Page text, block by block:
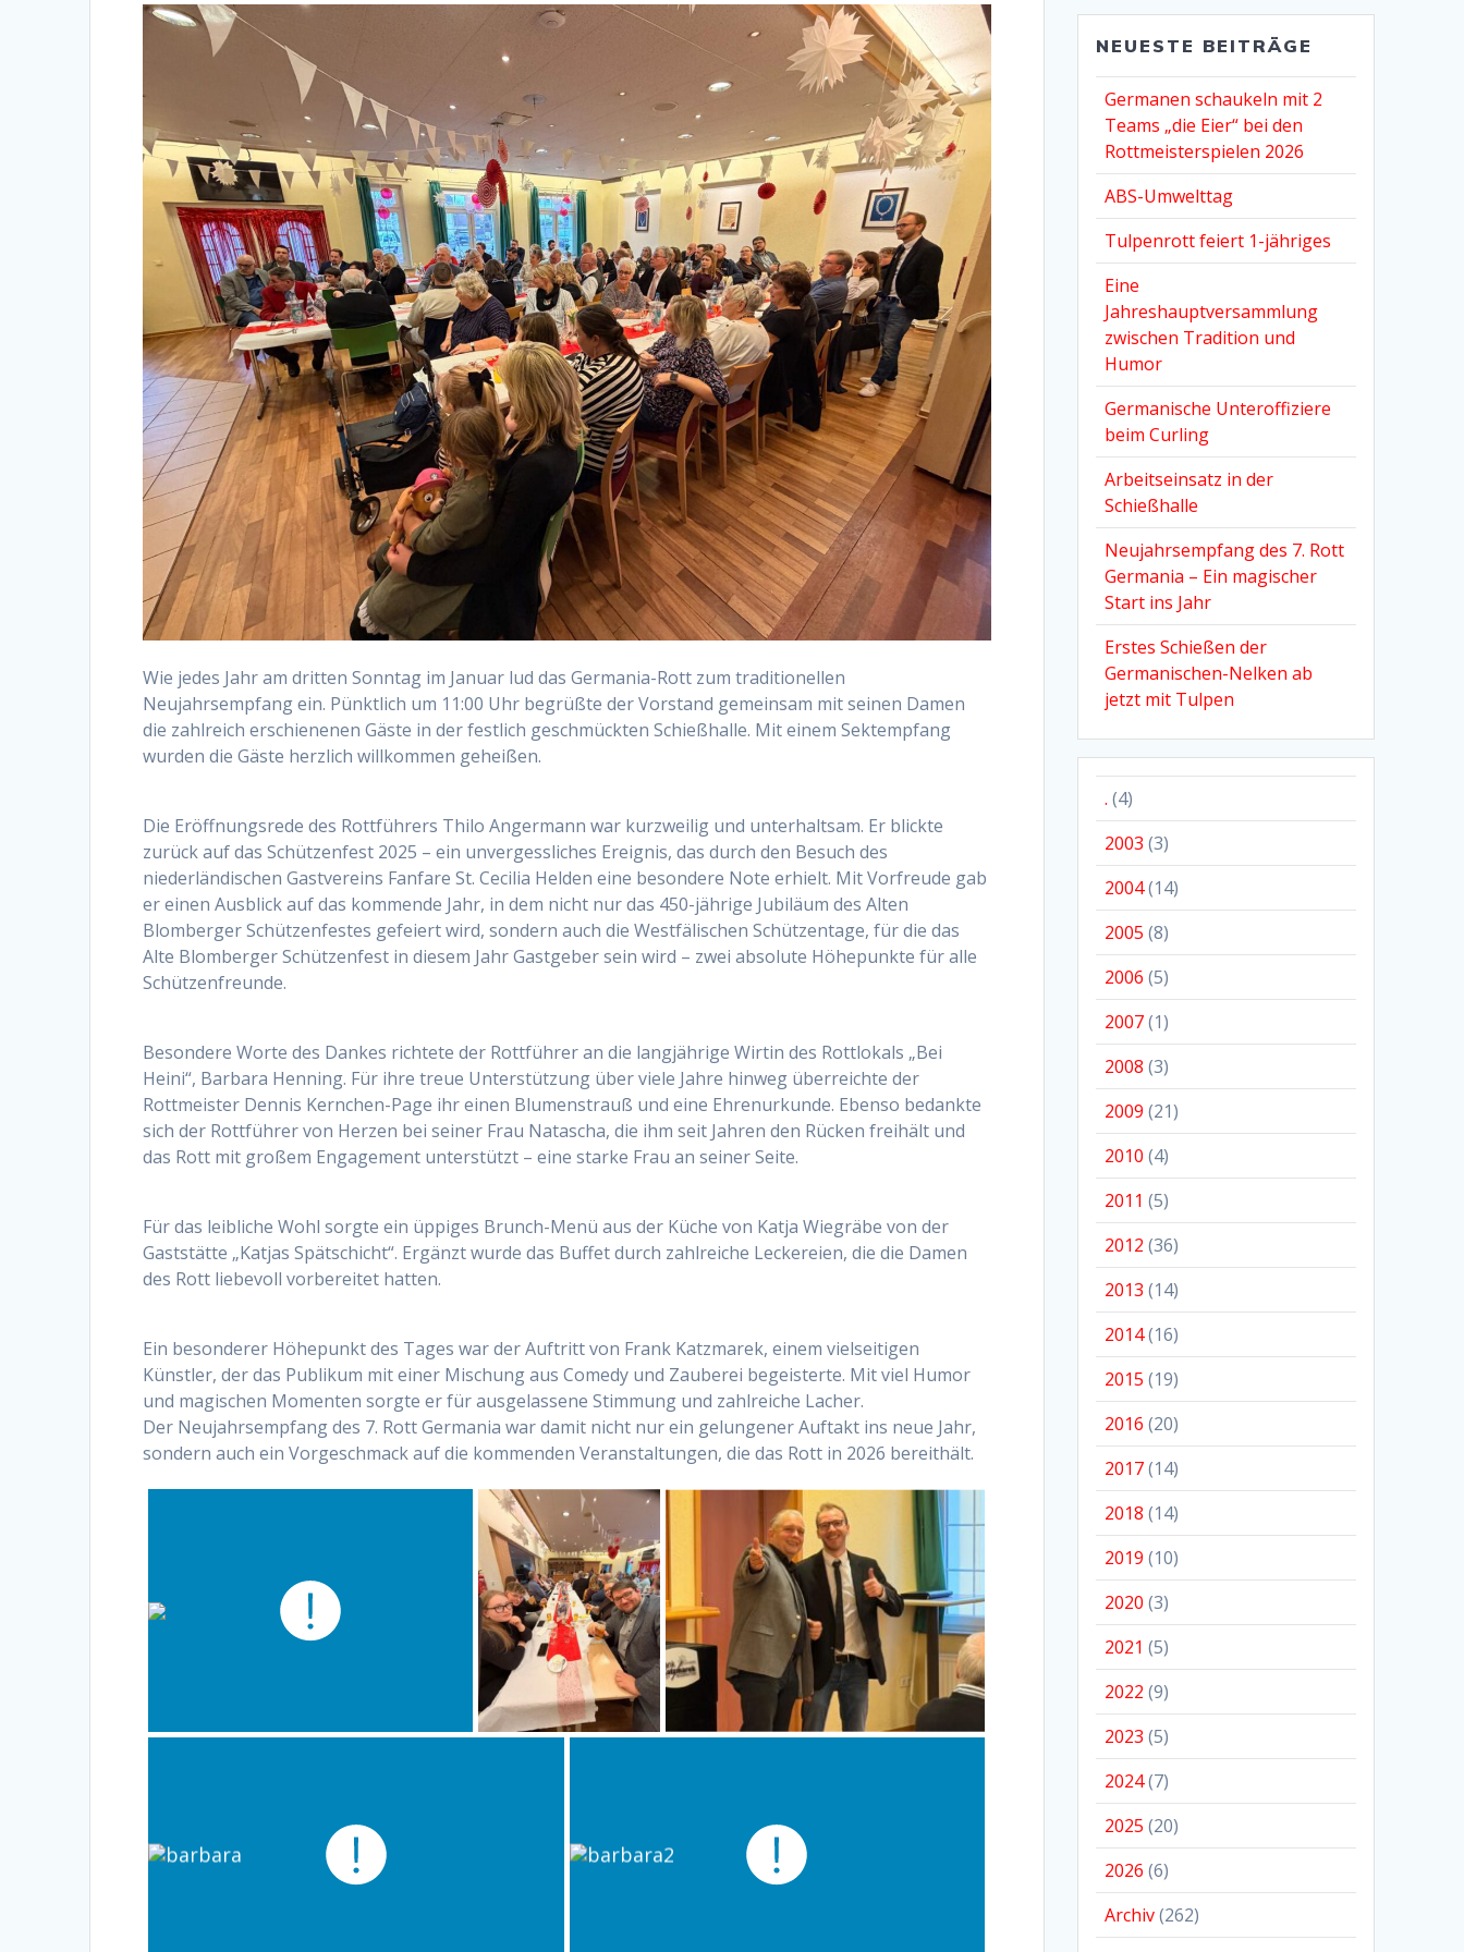
Wie jedes Jahr am dritten Sonntag im Januar lud das Germania-Rott zum traditionellen
Neujahrsempfang ein. Pünktlich um 11:00 Uhr begrüßte der Vorstand gemeinsam mit seinen Damen
die zahlreich erschienenen Gäste in der festlich geschmückten Schießhalle. Mit einem Sektempfang
wurden die Gäste herzlich willkommen geheißen.
Die Eröffnungsrede des Rottführers Thilo Angermann war kurzweilig und unterhaltsam. Er blickte
zurück auf das Schützenfest 2025 – ein unvergessliches Ereignis, das durch den Besuch des
niederländischen Gastvereins Fanfare St. Cecilia Helden eine besondere Note erhielt. Mit Vorfreude gab
er einen Ausblick auf das kommende Jahr, in dem nicht nur das 450-jährige Jubiläum des Alten
Blomberger Schützenfestes gefeiert wird, sondern auch die Westfälischen Schützentage, für die das
Alte Blomberger Schützenfest in diesem Jahr Gastgeber sein wird – zwei absolute Höhepunkte für alle
Schützenfreunde.
Besondere Worte des Dankes richtete der Rottführer an die langjährige Wirtin des Rottlokals „Bei
Heini“, Barbara Henning. Für ihre treue Unterstützung über viele Jahre hinweg überreichte der
Rottmeister Dennis Kernchen-Page ihr einen Blumenstrauß und eine Ehrenurkunde. Ebenso bedankte
sich der Rottführer von Herzen bei seiner Frau Natascha, die ihm seit Jahren den Rücken freihält und
das Rott mit großem Engagement unterstützt – eine starke Frau an seiner Seite.
Für das leibliche Wohl sorgte ein üppiges Brunch-Menü aus der Küche von Katja Wiegräbe von der
Gaststätte „Katjas Spätschicht“. Ergänzt wurde das Buffet durch zahlreiche Leckereien, die die Damen
des Rott liebevoll vorbereitet hatten.
Ein besonderer Höhepunkt des Tages war der Auftritt von Frank Katzmarek, einem vielseitigen
Künstler, der das Publikum mit einer Mischung aus Comedy und Zauberei begeisterte. Mit viel Humor
und magischen Momenten sorgte er für ausgelassene Stimmung und zahlreiche Lacher.
Der Neujahrsempfang des 7. Rott Germania war damit nicht nur ein gelungener Auftakt ins neue Jahr,
sondern auch ein Vorgeschmack auf die kommenden Veranstaltungen, die das Rott in 2026 bereithält.
NEUESTE BEITRÄGE
Germanen schaukeln mit 2
Teams „die Eier“ bei den
Rottmeisterspielen 2026
ABS-Umwelttag
Tulpenrott feiert 1-jähriges
Eine
Jahreshauptversammlung
zwischen Tradition und
Humor
Germanische Unteroffiziere
beim Curling
Arbeitseinsatz in der
Schießhalle
Neujahrsempfang des 7. Rott
Germania – Ein magischer
Start ins Jahr
Erstes Schießen der
Germanischen-Nelken ab
jetzt mit Tulpen
. (4)
2003 (3)
2004(14)
2005 (8)
2006 (5)
2007(1)
2008 (3)
2009 (21)
2010 (4)
2011 (5)
2012 (36)
2013 (14)
2014(16)
2015 (19)
2016 (20)
2017(14)
2018 (14)
2019 (10)
2020 (3)
2021 (5)
2022 (9)
2023 (5)
2024(7)
2025 (20)
2026 (6)
Archiv(262)